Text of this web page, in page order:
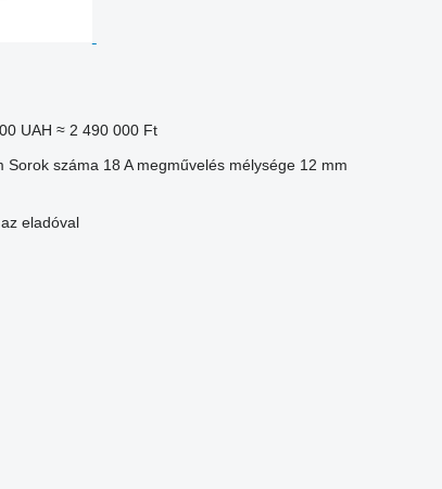
UAH ≈ 2 490 000 Ft
Sorok száma 18 A megművelés mélysége 12 mm
eladóval